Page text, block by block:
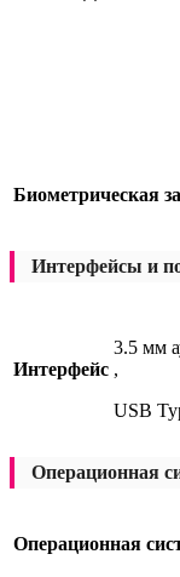
Биометрическая
Интерфейсы и
Интерфейс
3.5 мм
,
USB
Операционная
Операционная